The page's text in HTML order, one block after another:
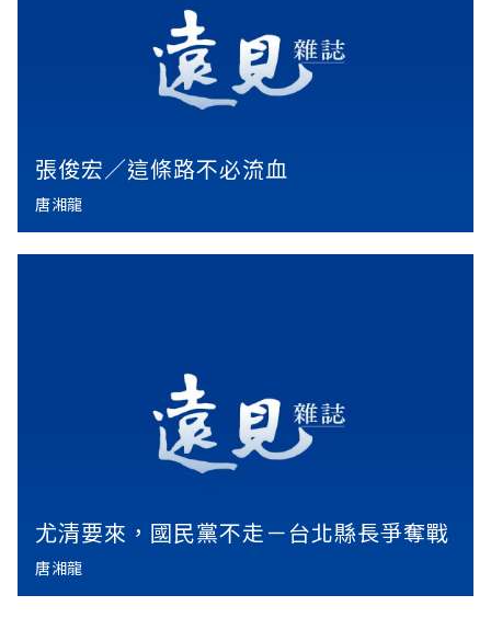
張俊宏／這條路不必流血
唐湘龍
尤清要來，國民黨不走－台北縣長爭奪戰
唐湘龍